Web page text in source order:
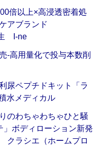
倍以上×高浸透密着処
アブランド
生 I-ne
‐高用量化で投与本数削
尿ペプチドキット「ラ
水メディカル
のわちゃわちゃひと騒
」ボディローション新発
クラシエ（ホームプロ